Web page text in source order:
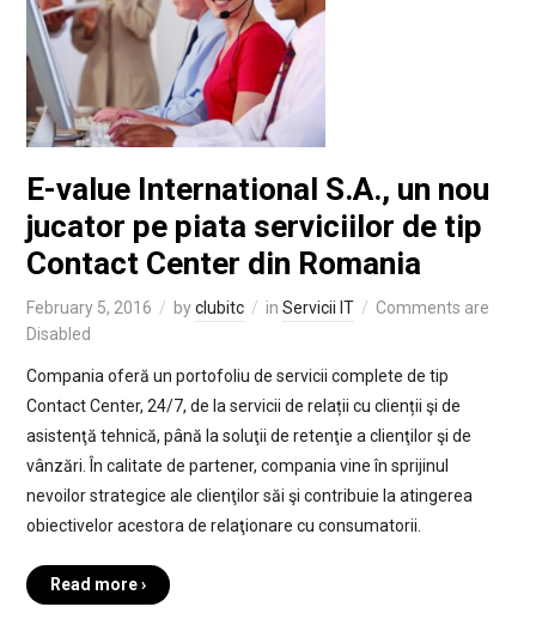
E-value International S.A., un nou
jucator pe piata serviciilor de tip
Contact Center din Romania
February 5, 2016 byclubitc in Servicii IT
Comments are
Disabled
Compania oferă un portofoliu de servicii complete de tip
Contact Center, 24/7, de la servicii de relații cu clienții şi de
asistenţă tehnică, până la soluţii de retenţie a clienţilor şi de
vânzări. În calitate de partener, compania vine în sprijinul
nevoilor strategice ale clienţilor săi şi contribuie la atingerea
obiectivelor acestora de relaţionare cu consumatorii.
Read more ›